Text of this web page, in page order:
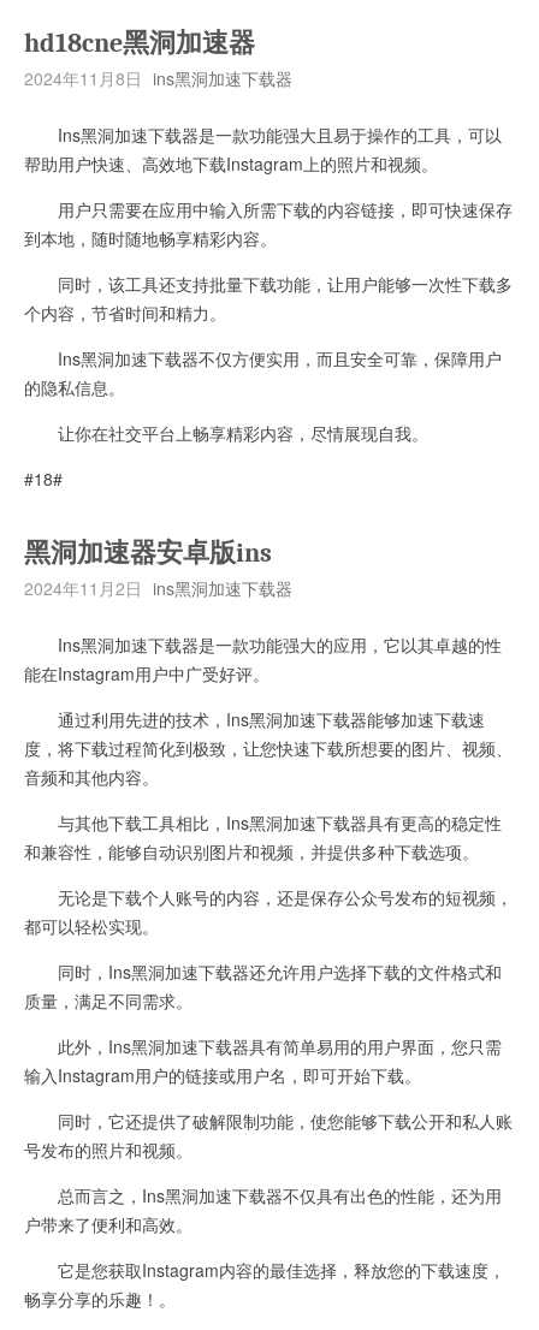
hd18cne黑洞加速器
2024年11月8日 ins黑洞加速下载器
Ins黑洞加速下载器是一款功能强大且易于操作的工具，可以
帮助用户快速、高效地下载Instagram上的照片和视频。
用户只需要在应用中输入所需下载的内容链接，即可快速保存
到本地，随时随地畅享精彩内容。
同时，该工具还支持批量下载功能，让用户能够一次性下载多
个内容，节省时间和精力。
Ins黑洞加速下载器不仅方便实用，而且安全可靠，保障用户
的隐私信息。
让你在社交平台上畅享精彩内容，尽情展现自我。
#18#
黑洞加速器安卓版ins
2024年11月2日 ins黑洞加速下载器
Ins黑洞加速下载器是一款功能强大的应用，它以其卓越的性
能在Instagram用户中广受好评。
通过利用先进的技术，Ins黑洞加速下载器能够加速下载速
度，将下载过程简化到极致，让您快速下载所想要的图片、视频、
音频和其他内容。
与其他下载工具相比，Ins黑洞加速下载器具有更高的稳定性
和兼容性，能够自动识别图片和视频，并提供多种下载选项。
无论是下载个人账号的内容，还是保存公众号发布的短视频，
都可以轻松实现。
同时，Ins黑洞加速下载器还允许用户选择下载的文件格式和
质量，满足不同需求。
此外，Ins黑洞加速下载器具有简单易用的用户界面，您只需
输入Instagram用户的链接或用户名，即可开始下载。
同时，它还提供了破解限制功能，使您能够下载公开和私人账
号发布的照片和视频。
总而言之，Ins黑洞加速下载器不仅具有出色的性能，还为用
户带来了便利和高效。
它是您获取Instagram内容的最佳选择，释放您的下载速度，
畅享分享的乐趣！。